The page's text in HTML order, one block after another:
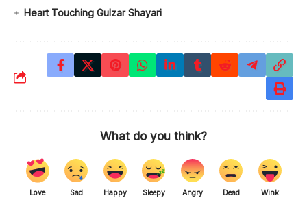
Heart Touching Gulzar Shayari
What do you think?
Love Sad Happy Sleepy Angry Dead Wink